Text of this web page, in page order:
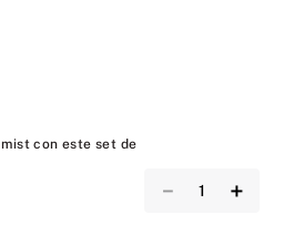
con este set de
＋
－